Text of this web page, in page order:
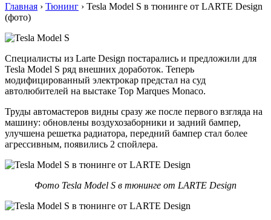
Главная › Тюнинг › Tesla Model S в тюнинге от LARTE Design
(фото)
Специалисты из Larte Design постарались и предложили для
Tesla Model S ряд внешних доработок. Теперь
модифицированный электрокар предстал на суд
автолюбителей на выстаке Top Marques Monaco.
Труды автомастеров видны сразу же после первого взгляда на
машину: обновлены воздухозаборники и задний бампер,
улучшена решетка радиатора, передний бампер стал более
агрессивным, появились 2 спойлера.
Фото Tesla Model S в тюнинге от LARTE Design